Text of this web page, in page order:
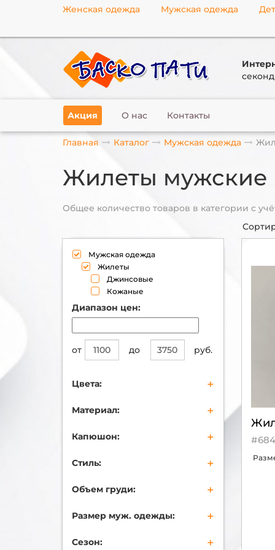
Женская одежда Мужская одежда
Акция О нас Контакты
Главная Каталог Мужская одежда
Жилеты мужские
Общее количество товаров в категории с
Мужская одежда
Жилеты
Джинсовые
Кожаные
Диапазон цен:
от до руб.
Цвета:
черный
коричневый
оливковый
красный
+
Материал:
Полиэстер
Шерсть
Пропитка полиуретан
Микрофибра
+
Капюшон:
Нет
+
Стиль: +
Объем груди:
94
106
+
Размер муж. одежды:
M (48)
+
Сезон: +